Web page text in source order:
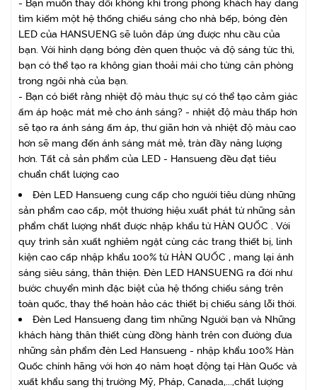
- Bạn muốn thay đổi không khí trong phòng khách hay đang
tìm kiếm một hệ thống chiếu sáng cho nhà bếp, bóng đèn
LED của HANSUENG sẽ luôn đáp ứng được nhu cầu của
bạn. Với hình dạng bóng đèn quen thuộc và độ sáng tức thì,
bạn có thể tạo ra không gian thoải mái cho từng căn phòng
trong ngôi nhà của bạn.
- Bạn có biết rằng nhiệt độ màu thực sự có thể tạo cảm giác
ấm áp hoặc mát mẻ cho ánh sáng? - nhiệt độ màu thấp hơn
sẽ tạo ra ánh sáng ấm áp, thư giãn hơn và nhiệt độ màu cao
hơn sẽ mang đến ánh sáng mát mẻ, tràn đầy năng lượng
hơn. Tất cả sản phẩm của LED - Hansueng đều đạt tiêu
chuẩn chất lượng cao
Đèn LED Hansueng cung cấp cho người tiêu dùng những
sản phẩm cao cấp, một thương hiệu xuất phát từ những sản
phẩm chất lượng nhất được nhập khẩu từ HÀN QUỐC . Với
quy trình sản xuất nghiêm ngặt cùng các trang thiết bị, linh
kiện cao cấp nhập khẩu 100% từ HÀN QUỐC , mang lại ánh
sáng siêu sáng, thân thiện. Đèn LED HANSUENG ra đời như
bước chuyển mình đặc biệt của hệ thống chiếu sáng trên
toàn quốc, thay thế hoàn hảo các thiết bị chiếu sáng lỗi thời.
Đèn Led Hansueng đang tìm những Người bạn và Những
khách hàng thân thiết cùng đồng hành trên con đường đưa
những sản phẩm đèn Led Hansueng - nhập khẩu 100% Hàn
Quốc chính hãng với hơn 40 năm hoạt động tại Hàn Quốc và
xuất khẩu sang thị trường Mỹ, Pháp, Canada,...,chất lượng